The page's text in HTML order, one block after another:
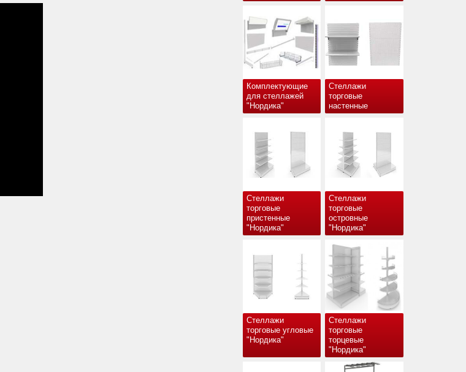
Комплектующие
для стеллажей
"Нордика"
Стеллажи
торговые
настенные
Стеллажи
торговые
пристенные
"Нордика"
Стеллажи
торговые
островные
"Нордика"
Стеллажи
торговые угловые
"Нордика"
Стеллажи
торговые
торцевые
"Нордика"